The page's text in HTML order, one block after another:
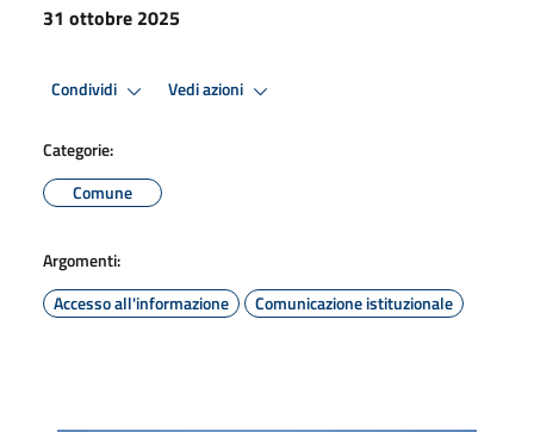
31 ottobre 2025
Condividi Vedi azioni
Categorie:
Comune
Argomenti:
Accesso all'informazione
Comunicazione istituzionale